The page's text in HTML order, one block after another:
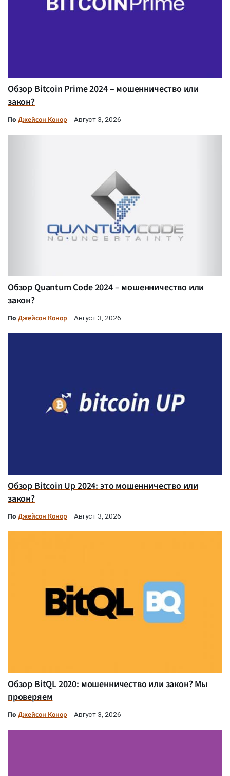
Обзор Bitcoin Prime 2024 – мошенничество или
закон?
По Джейсон Конор Август 3, 2026
Обзор Quantum Code 2024 – мошенничество или
закон?
По Джейсон Конор Август 3, 2026
Обзор Bitcoin Up 2024: это мошенничество или
закон?
По Джейсон Конор Август 3, 2026
Обзор BitQL 2020: мошенничество или закон? Мы
проверяем
По Джейсон Конор Август 3, 2026